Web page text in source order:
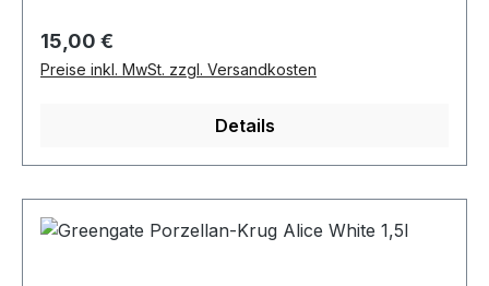
Regulärer Preis:
15,00 €
Preise inkl. MwSt. zzgl. Versandkosten
Details